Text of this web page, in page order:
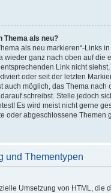
Thema als neu?
als neu markieren“-Links
wieder ganz nach oben auf die
Link nicht
oder seit der letzten
auch möglich, das Thema nach
schreibst. Stelle jedoch
Es wird meist nicht gerne
oder abgeschlossene Themen
und Thementypen
Umsetzung von HTML, die